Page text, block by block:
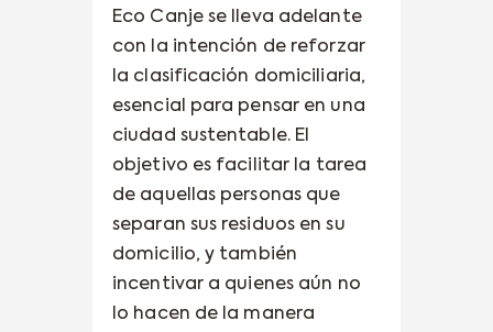
Eco Canje se lleva adelante
con la intención de reforzar
la clasificación domiciliaria,
esencial para pensar en una
ciudad sustentable. El
objetivo es facilitar la tarea
de aquellas personas que
separan sus residuos en su
domicilio, y también
incentivar a quienes aún no
lo hacen de la manera